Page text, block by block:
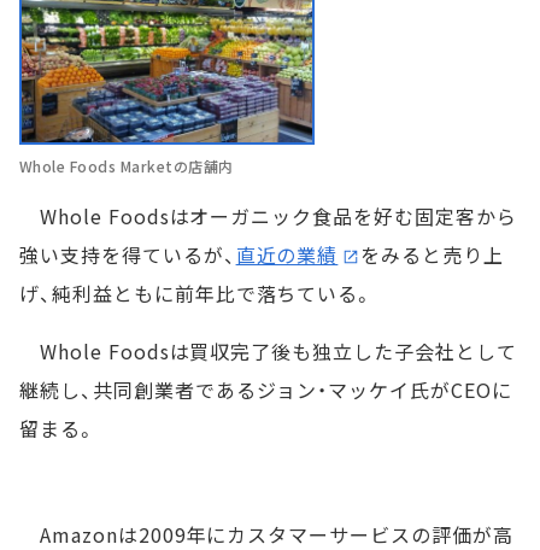
Whole Foods Marketの店舗内
Whole Foodsはオーガニック食品を好む固定客から
強い支持を得ているが、 直近の業績
をみると売り上
げ、純利益ともに前年比で落ちている。
Whole Foodsは買収完了後も独立した子会社として
継続し、共同創業者であるジョン・マッケイ氏がCEOに
留まる。
Amazonは2009年にカスタマーサービスの評価が高